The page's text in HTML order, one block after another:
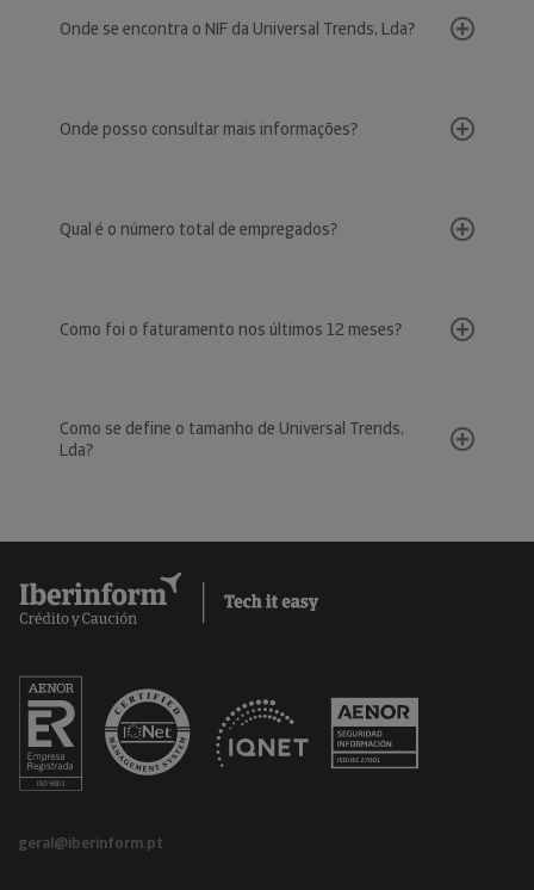
Onde se encontra o NIF da Universal Trends, Lda?
Onde posso consultar mais informações?
Qual é o número total de empregados?
Como foi o faturamento nos últimos 12 meses?
Como se define o tamanho de Universal Trends,
Lda?
geral@iberinform.pt